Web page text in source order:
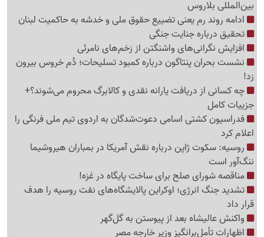
بین‌المللی بلاروس
ادامه روند رم یعنی تضییع حقوق ملی و خدشه به حاکمیت لبنان
تحقیق درباره جنایت جنگی
افزایش نگرانی‌های واشنگتن از زخم‌های نامرئی
نشست بحران پنتاگون درباره کمبود تسلیحات؛ دُم خروس بیرون
زد!
چه کسانی از دریافت یارانه نقدی و کالابرگ محروم می‌شوند؟+
جزییات کامل
فدراسیون کشتی اسامی دعوت‌شدگان به اردوی تیم ملی فرنگی را
اعلام کرد
روسیه: سکوت ژاپن درباره نقش آمریکا در بمباران هیروشیما
ننگ‌آور است
مناقصه شورای صلح برای ساخت پایگاه در غزه!
تشدید جنگ انرژی؛ اوکراین پالایشگاه‌های نفت روسیه را هدف
قرار داد
واکنش عالیشاه بعد از پیوستن به گل‌گهر
اظهارات تأمل‌برانگیز وزیر خارجه مصر